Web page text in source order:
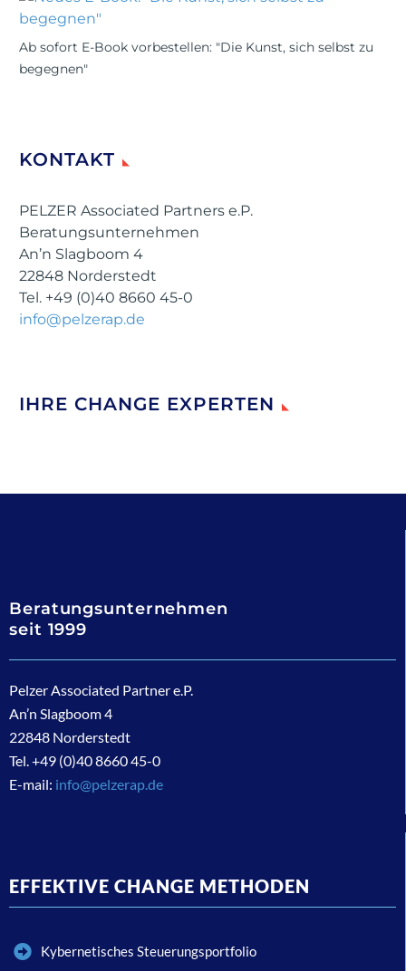
Ab sofort E-Book vorbestellen: "Die Kunst, sich selbst zu
begegnen"
KONTAKT
PELZER Associated Partners e.P.
Beratungsunternehmen
An’n Slagboom 4
22848 Norderstedt
Tel. +49 (0)40 8660 45-0
info@pelzerap.de
IHRE CHANGE EXPERTEN
Beratungsunternehmen
seit 1999
Pelzer Associated Partner e.P.
An’n Slagboom 4
22848 Norderstedt
Tel. +49 (0)40 8660 45-0
E-mail: info@pelzerap.de
EFFEKTIVE CHANGE METHODEN
Kybernetisches Steuerungsportfolio